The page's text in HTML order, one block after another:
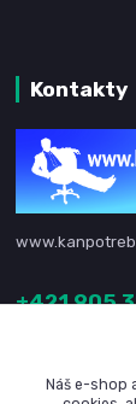
Kontakty
+421 905
Náš e-shop